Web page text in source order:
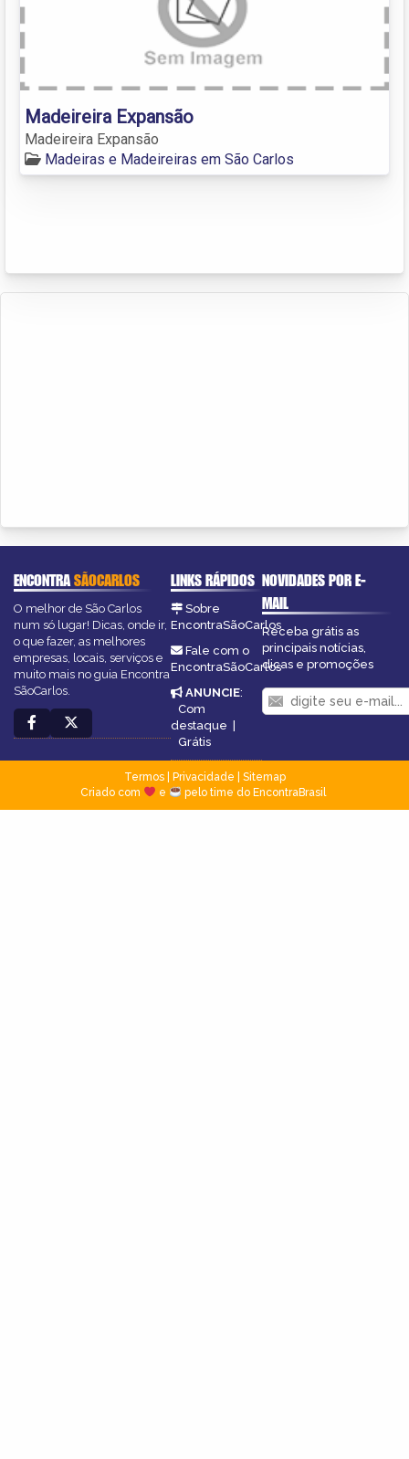
Madeireira Expansão
Madeireira Expansão
Madeiras e Madeireiras em São Carlos
ENCONTRASÃOCARLOS
O melhor de São Carlos
num só lugar! Dicas, onde ir,
o que fazer, as melhores
empresas, locais, serviços e
muito mais no guia Encontra
SãoCarlos.
LINKS RÁPIDOS
Sobre
EncontraSãoCarlos
Fale com o
EncontraSãoCarlos
ANUNCIE:
Com
destaque |
Grátis
NOVIDADES POR E-
MAIL
Receba grátis as
principais notícias,
dicas e promoções
Termos| Privacidade
Sitemap
Criado com
e pelo time do EncontraBrasil